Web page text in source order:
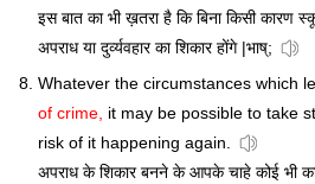
इस बात का भी ख़तरा है कि बिना किसी कारण
अपराध या दुर्व्यवहार का शिकार होंगे |भाष्;
Whatever the circumstances which
of crime, it may be possible to take
risk of it happening again.
अपराध के शिकार बनने के आपके चाहे कोई भी